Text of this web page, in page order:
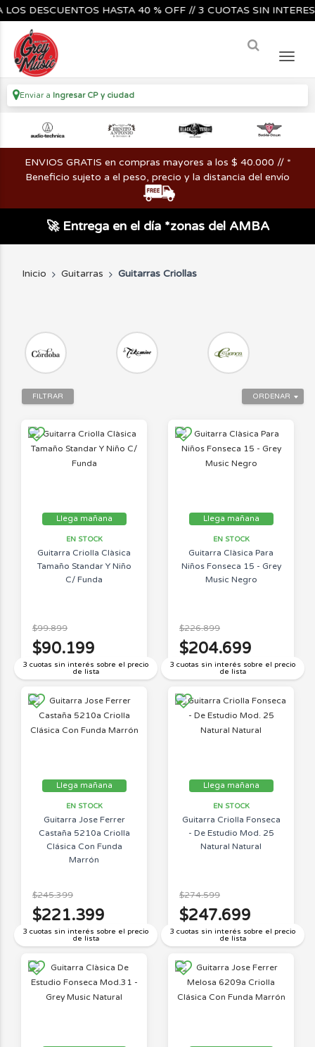
HASTA 40 % OFF // 3 CUOTAS SIN INTERES🔥🎸🎺🎶/
Enviar a Ingresar CP y ciudad
ENVIOS GRATIS en compras mayores a los $ 40.000 // *
Beneficio sujeto a el peso, precio y la distancia del envío
🚀 Entrega en el día *zonas del AMBA
Inicio Guitarras Guitarras Criollas
ORDENAR
FILTRAR
Llega mañana
EN STOCK
Guitarra Criolla Clàsica
Tamaño Standar Y Niño
C/ Funda
3 cuotas sin interés sobre el precio
de lista
$99.899
$90.199
Llega mañana
EN STOCK
Guitarra Clàsica Para
Niños Fonseca 15 - Grey
Music Negro
3 cuotas sin interés sobre el precio
de lista
$226.899
$204.699
Llega mañana
EN STOCK
Guitarra Jose Ferrer
Castaña 5210a Criolla
Clásica Con Funda
Marrón
3 cuotas sin interés sobre el precio
de lista
$245.399
$221.399
Llega mañana
EN STOCK
Guitarra Criolla Fonseca
- De Estudio Mod. 25
Natural Natural
3 cuotas sin interés sobre el precio
de lista
$274.599
$247.699